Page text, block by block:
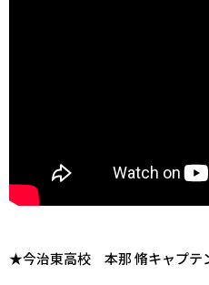
★今治東高校 本那 脩キャプテ